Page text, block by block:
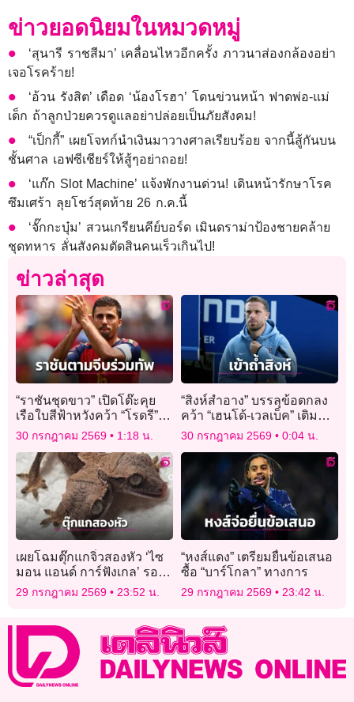
ข่าวยอดนิยมในหมวดหมู่
‘สุนารี ราชสีมา’ เคลื่อนไหวอีกครั้ง ภาวนาส่องกล้องอย่า
เจอโรคร้าย!
‘อ้วน รังสิต’ เดือด ‘น้องโรฮา’ โดนข่วนหน้า ฟาดพ่อ-แม่
เด็ก ถ้าลูกป่วยควรดูแลอย่าปล่อยเป็นภัยสังคม!
“เป็กกี้” เผยโจทก์นำเงินมาวางศาลเรียบร้อย จากนี้สู้กันบน
ชั้นศาล เอฟซีเชียร์ให้สู้ๆอย่าถอย!
‘แก๊ก Slot Machine’ แจ้งพักงานด่วน! เดินหน้ารักษาโรค
ซึมเศร้า ลุยโชว์สุดท้าย 26 ก.ค.นี้
‘จั๊กกะบุ๋ม’ สวนเกรียนคีย์บอร์ด เมินดราม่าป้องชายคล้าย
ชุดทหาร ลั่นสังคมตัดสินคนเร็วเกินไป!
ข่าวล่าสุด
“ราชันชุดขาว” เปิดโต๊ะคุย
เรือใบสีฟ้าหวังคว้า “โรดรี”
ร่วมทัพ
30 กรกฎาคม 2569 1:18 น.
“สิงห์สำอาง” บรรลุข้อตกลง
คว้า “เฮนโด้-เวลเบ็ค” เติม
ความเก๋า
30 กรกฎาคม 2569 0:04 น.
เผยโฉมตุ๊กแกจิ๋วสองหัว ‘ไซ
มอน แอนด์ การ์ฟังเกล’ รอด
ชีวิตครบ 1 เดือน
29 กรกฎาคม 2569 23:52 น.
“หงส์แดง” เตรียมยื่นข้อเสนอ
ซื้อ “บาร์โกลา” ทางการ
29 กรกฎาคม 2569 23:42 น.